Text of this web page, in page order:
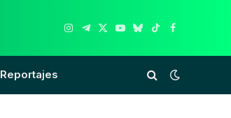
Instagram
Telegram
X
YouTube
Bluesky
TikTokFacebook
Reportajes